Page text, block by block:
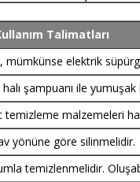
Talimatları
mümkünse elektrik
şampuanı ile yumuşak
malzemeleri
yönüne göre silinmelidir.
temizlenmelidir.